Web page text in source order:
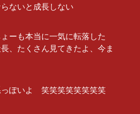
ないと成長しない
ーも本当に一気に転落した
、たくさん見てきたよ、今ま
っぽいよ 笑笑笑笑笑笑笑笑